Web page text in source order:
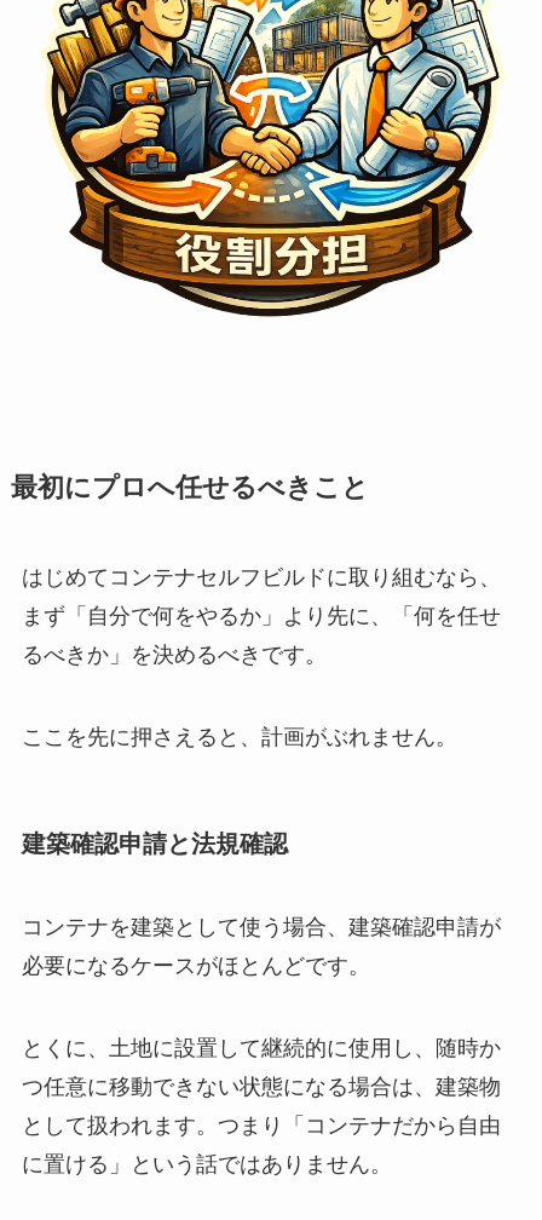
最初にプロへ任せるべきこと
はじめてコンテナセルフビルドに取り組むなら、
まず「自分で何をやるか」より先に、「何を任せ
るべきか」を決めるべきです。
ここを先に押さえると、計画がぶれません。
建築確認申請と法規確認
コンテナを建築として使う場合、建築確認申請が
必要になるケースがほとんどです。
とくに、土地に設置して継続的に使用し、随時か
つ任意に移動できない状態になる場合は、建築物
として扱われます。つまり「コンテナだから自由
に置ける」という話ではありません。